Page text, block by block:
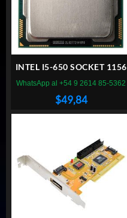
INTEL I5-650 SOCKET 1156
$49,84
WhatsApp al +54 9 2614 85-5362